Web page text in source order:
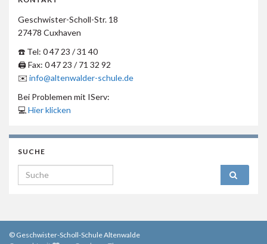
Geschwister-Scholl-Str. 18
27478 Cuxhaven
☎️ Tel: 0 47 23 / 31 40
🖨 Fax: 0 47 23 / 71 32 92
✉️ info@altenwalder-schule.de
Bei Problemen mit IServ:
💻 Hier klicken
SUCHE
Search for:
© Geschwister-Scholl-Schule Altenwalde